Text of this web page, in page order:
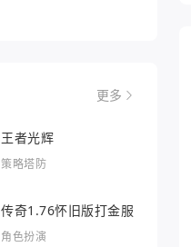
更多
王者光辉
策略塔防
传奇1.76怀旧版打金服
角色扮演